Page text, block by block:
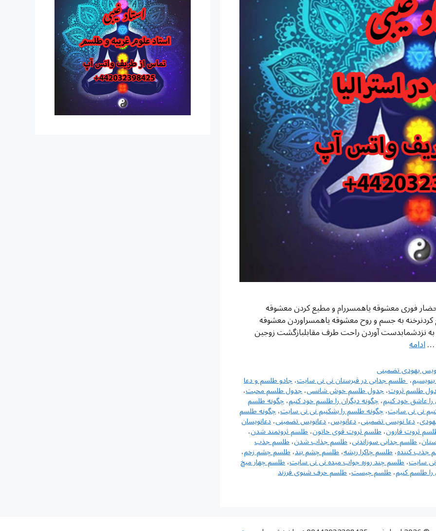
فوری معشوقه یاهمسررام و مطیع کردن معشوقه
به جسم و روح معشوقه یاهمسراوردن معشوقه
به نزدشمابدست آوردن راحت طرف مقابلبازگشت زوجین
…ادامه
یهودی تضمینی
،‌ طلسم جدایی در قبرستان نی نی سایت،جادو طلسم و دعا
طلسم ثروت،جدول طلسم خوش شانسی،جدول طلسم محبت،
عاشق خود کنیم،چگونه دیگران را طلسم خود کنیم،چگونه طلسم
نی نی سایت،چگونه طلسم را بشکنیم نی نی سایت،چگونه طلسم
،دعا نویسی تضمینی،دعانویس،دعانویس تضمینی،دعانویسان
ثروت قارون،طلسم ثروت قوی خاتون،طلسم ثروتمند شدن،
،طلسم جدایی سوزاندنی،طلسم جذاب شدن،طلسم جذب
جذب کننده،طلسم چاکرا ریشه،طلسم چشم بند،طلسم چشم زخم،
نی سایت،طلسم چند روزه جواب میده نی نی سایت،طلسم چهار میخ
طلسم کنیم،طلسم چیست،طلسم حرف شنوی فرزند